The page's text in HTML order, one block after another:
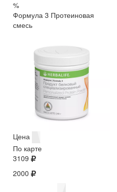
%
Формула 3 Протеиновая
смесь
Цена
По карте
3109
2000